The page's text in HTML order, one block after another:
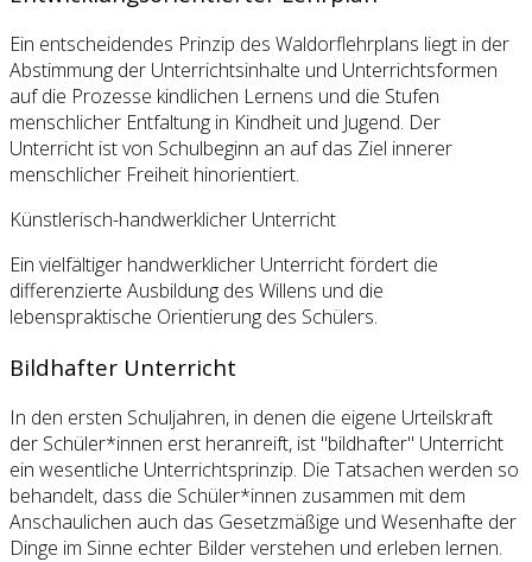
Ein entscheidendes Prinzip des Waldorflehrplans liegt in der
Abstimmung der Unterrichtsinhalte und Unterrichtsformen
auf die Prozesse kindlichen Lernens und die Stufen
menschlicher Entfaltung in Kindheit und Jugend. Der
Unterricht ist von Schulbeginn an auf das Ziel innerer
menschlicher Freiheit hinorientiert.
Künstlerisch-handwerklicher Unterricht
Ein vielfältiger handwerklicher Unterricht fördert die
differenzierte Ausbildung des Willens und die
lebenspraktische Orientierung des Schülers.
Bildhafter Unterricht
In den ersten Schuljahren, in denen die eigene Urteilskraft
der Schüler*innen erst heranreift, ist "bildhafter" Unterricht
ein wesentliche Unterrichtsprinzip. Die Tatsachen werden so
behandelt, dass die Schüler*innen zusammen mit dem
Anschaulichen auch das Gesetzmäßige und Wesenhafte der
Dinge im Sinne echter Bilder verstehen und erleben lernen.